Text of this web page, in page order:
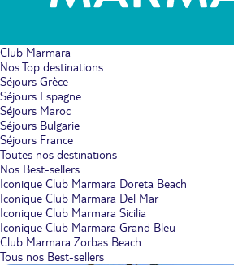
Club Marmara
Nos Top destinations
Séjours Grèce
Séjours Espagne
Séjours Maroc
Séjours Bulgarie
Séjours France
Toutes nos destinations
Nos Best-sellers
Iconique Club Marmara Doreta Beach
Iconique Club Marmara Del Mar
Iconique Club Marmara Sicilia
Iconique Club Marmara Grand Bleu
Club Marmara Zorbas Beach
Tous nos Best-sellers